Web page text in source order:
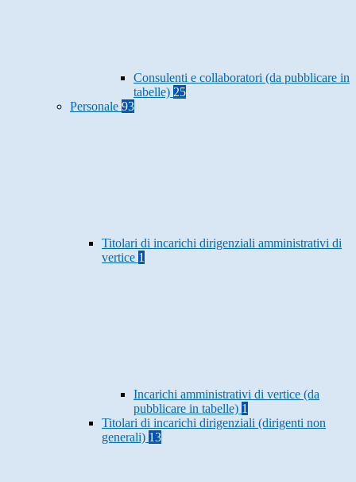
Consulenti e collaboratori (da pubblicare in
tabelle) 25
Personale 93
Titolari di incarichi dirigenziali amministrativi di
vertice 1
Incarichi amministrativi di vertice (da
pubblicare in tabelle) 1
Titolari di incarichi dirigenziali (dirigenti non
generali) 13